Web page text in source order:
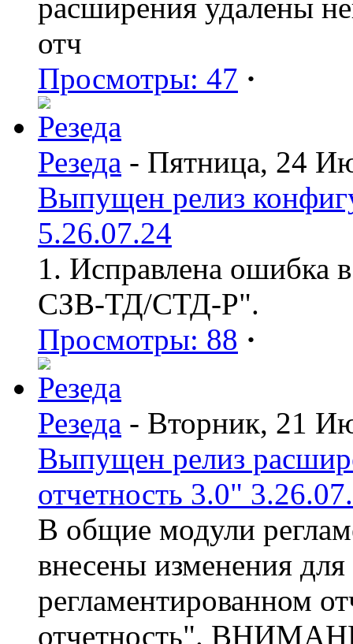
расширения удалены
отч
Просмотры: 47 ·
Резеда - Пятница, 24
Выпущен релиз
5.26.07.24
1. Исправлена ошибка
СЗВ-ТД/СТД-Р".
Просмотры: 88 ·
Резеда - Вторник, 21
Выпущен релиз
отчетность 3.0"
В общие модули
внесены изменения
регламентированном
отчетность".